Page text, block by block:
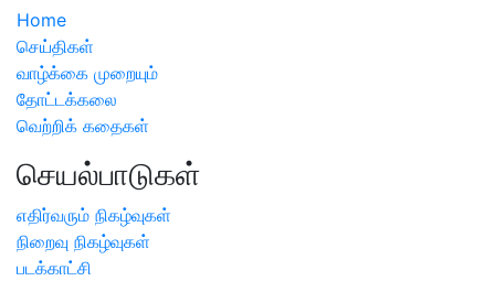
Home
செய்திகள்
வாழ்க்கை முறையும்
தோட்டக்கலை
வெற்றிக் கதைகள்
செயல்பாடுகள்
எதிர்வரும் நிகழ்வுகள்
நிறைவு நிகழ்வுகள்
படக்காட்சி